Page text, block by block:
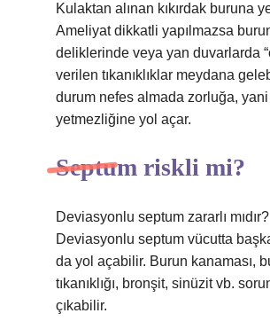
Kulaktan alınan kıkırdak buruna
Ameliyat dikkatli yapılmazsa
deliklerinde veya yan duvarlarda
verilen tıkanıklıklar meydana
durum nefes almada zorluğa,
yetmezliğine yol açar.
Septum riskli mi?
Deviasyonlu septum zararlı mıdır?
Deviasyonlu septum vücutta
da yol açabilir. Burun kanaması,
tıkanıklığı, bronşit, sinüzit vb.
çıkabilir.